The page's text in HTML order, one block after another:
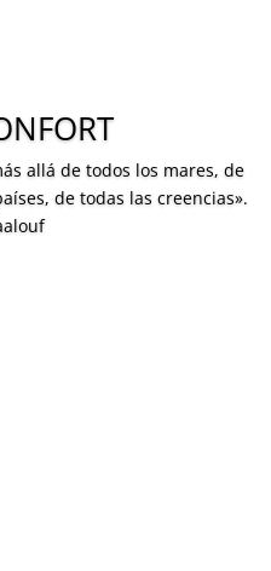
allá de todos los mares, de
de todas las creencias».